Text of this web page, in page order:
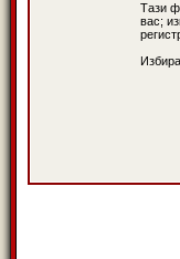
Тази
вас;